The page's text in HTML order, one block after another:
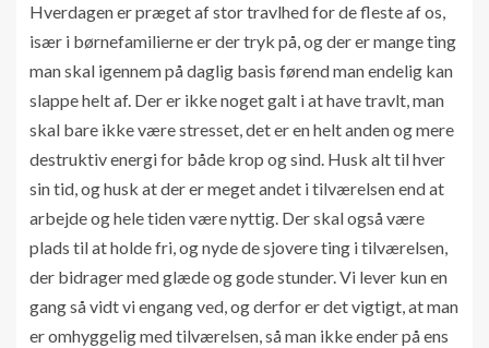
Hverdagen er præget af stor travlhed for de fleste af os,
især i børnefamilierne er der tryk på, og der er mange ting
man skal igennem på daglig basis førend man endelig kan
slappe helt af. Der er ikke noget galt i at have travlt, man
skal bare ikke være stresset, det er en helt anden og mere
destruktiv energi for både krop og sind. Husk alt til hver
sin tid, og husk at der er meget andet i tilværelsen end at
arbejde og hele tiden være nyttig. Der skal også være
plads til at holde fri, og nyde de sjovere ting i tilværelsen,
der bidrager med glæde og gode stunder. Vi lever kun en
gang så vidt vi engang ved, og derfor er det vigtigt, at man
er omhyggelig med tilværelsen, så man ikke ender på ens